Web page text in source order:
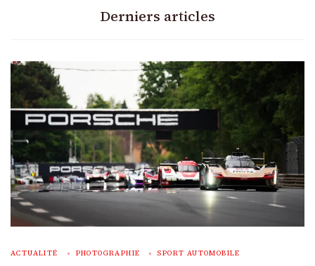
Derniers articles
ACTUALITÉ PHOTOGRAPHIE SPORT AUTOMOBILE